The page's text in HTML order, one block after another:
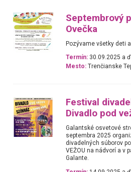
Septembrový
Ovečka
Pozývame všetky deti
Termín: 30.09.2025 a
Mesto: Trenčianske
Festival
Divadlo pod
Galantské osvetové
septembra 2025
divadelných súborov
VEŽOU na nádvorí a v
Galante.